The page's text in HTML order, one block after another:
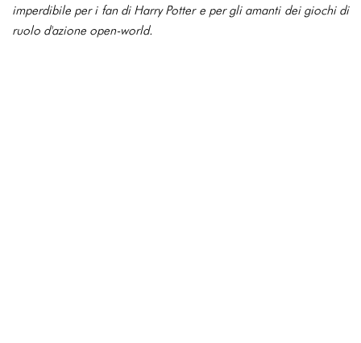
imperdibile per i fan di Harry Potter e per gli amanti dei giochi di
ruolo d'azione open-world.